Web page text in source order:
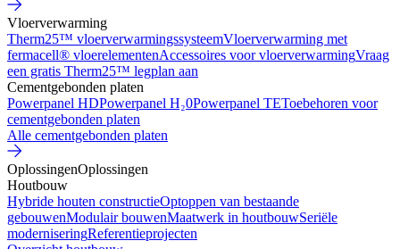
Vloerverwarming
Therm25™ vloerverwarmingssysteemVloerverwarming met
fermacell® vloerelementenAccessoires voor vloerverwarmingVraag
een gratis Therm25™ legplan aan
Cementgebonden platen
Powerpanel HDPowerpanel H₂0Powerpanel TEToebehoren voor
cementgebonden platen
Alle cementgebonden platen
OplossingenOplossingen
Houtbouw
Hybride houten constructieOptoppen van bestaande
gebouwenModulair bouwenMaatwerk in houtbouwSeriële
moderniseringReferentieprojecten